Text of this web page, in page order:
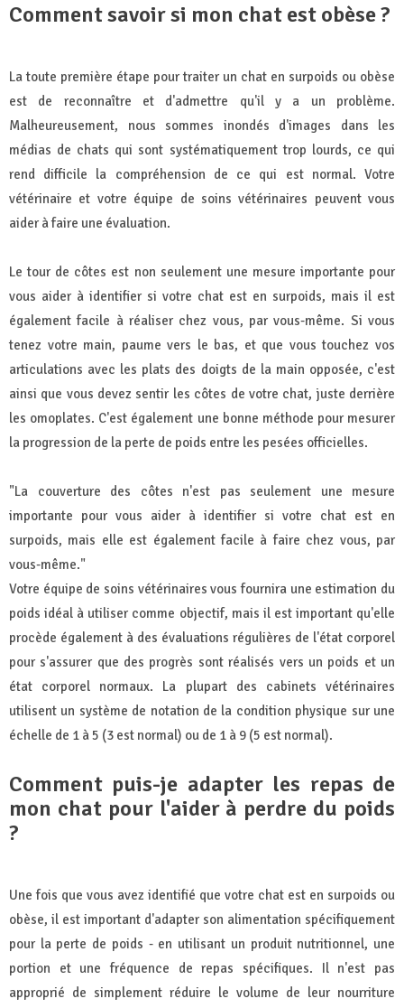
Comment savoir si mon chat est obèse ?
La toute première étape pour traiter un chat en surpoids ou obèse
est de reconnaître et d'admettre qu'il y a un problème.
Malheureusement, nous sommes inondés d'images dans les
médias de chats qui sont systématiquement trop lourds, ce qui
rend difficile la compréhension de ce qui est normal. Votre
vétérinaire et votre équipe de soins vétérinaires peuvent vous
aider à faire une évaluation.
Le tour de côtes est non seulement une mesure importante pour
vous aider à identifier si votre chat est en surpoids, mais il est
également facile à réaliser chez vous, par vous-même. Si vous
tenez votre main, paume vers le bas, et que vous touchez vos
articulations avec les plats des doigts de la main opposée, c'est
ainsi que vous devez sentir les côtes de votre chat, juste derrière
les omoplates. C'est également une bonne méthode pour mesurer
la progression de la perte de poids entre les pesées officielles.
"La couverture des côtes n'est pas seulement une mesure
importante pour vous aider à identifier si votre chat est en
surpoids, mais elle est également facile à faire chez vous, par
vous-même."
Votre équipe de soins vétérinaires vous fournira une estimation du
poids idéal à utiliser comme objectif, mais il est important qu'elle
procède également à des évaluations régulières de l'état corporel
pour s'assurer que des progrès sont réalisés vers un poids et un
état corporel normaux. La plupart des cabinets vétérinaires
utilisent un système de notation de la condition physique sur une
échelle de 1 à 5 (3 est normal) ou de 1 à 9 (5 est normal).
Comment puis-je adapter les repas de
mon chat pour l'aider à perdre du poids
?
Une fois que vous avez identifié que votre chat est en surpoids ou
obèse, il est important d'adapter son alimentation spécifiquement
pour la perte de poids - en utilisant un produit nutritionnel, une
portion et une fréquence de repas spécifiques. Il n'est pas
approprié de simplement réduire le volume de leur nourriture